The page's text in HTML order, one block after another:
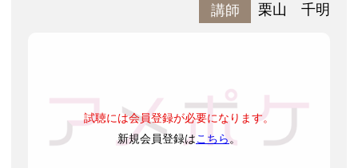
講師 栗山 千明
試聴には会員登録が必要になります。
新規会員登録はこちら。